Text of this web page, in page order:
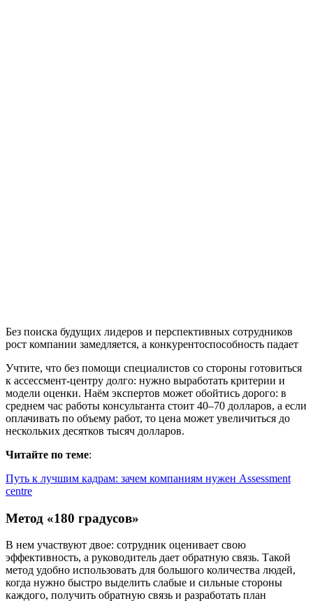
Без поиска будущих лидеров и перспективных сотрудников
рост компании замедляется, а конкурентоспособность падает
Учтите, что без помощи специалистов со стороны готовиться
к ассессмент-центру долго: нужно выработать критерии и
модели оценки. Наём экспертов может обойтись дорого: в
среднем час работы консультанта стоит 40–70 долларов, а если
оплачивать по объему работ, то цена может увеличиться до
нескольких десятков тысяч долларов.
Читайте по теме:
Путь к лучшим кадрам: зачем компаниям нужен Assessment
centre
Метод «180 градусов»
В нем участвуют двое: сотрудник оценивает свою
эффективность, а руководитель дает обратную связь. Такой
метод удобно использовать для большого количества людей,
когда нужно быстро выделить слабые и сильные стороны
каждого, получить обратную связь и разработать план